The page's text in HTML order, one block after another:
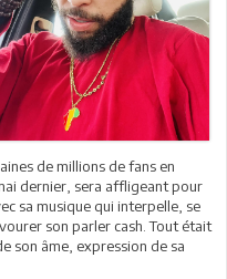
de millions de fans en
dernier, sera affligeant pour
sa musique qui interpelle, se
son parler cash. Tout était
son âme, expression de sa